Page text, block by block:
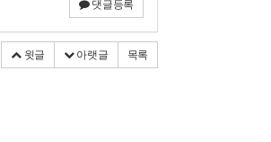
댓글등록
윗글 아랫글 목록